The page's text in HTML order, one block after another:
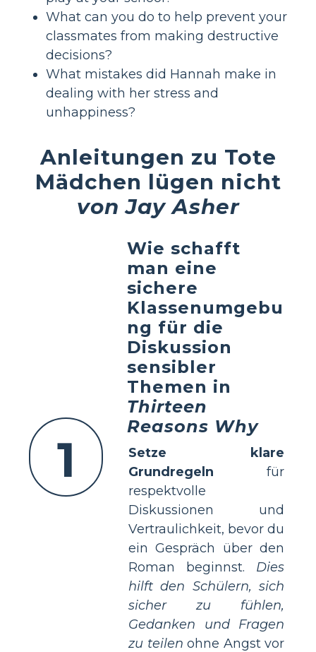
What can you do to help prevent your
classmates from making destructive
decisions?
What mistakes did Hannah make in
dealing with her stress and
unhappiness?
Anleitungen zu Tote
Mädchen lügen nicht
von Jay Asher
1
Wie schafft
man eine
sichere
Klassenumgebu
ng für die
Diskussion
sensibler
Themen in
Thirteen
Reasons Why
Setze klare
Grundregeln für
respektvolle
Diskussionen und
Vertraulichkeit, bevor du
ein Gespräch über den
Roman beginnst. Dies
hilft den Schülern, sich
sicher zu fühlen,
Gedanken und Fragen
zu teilen ohne Angst vor